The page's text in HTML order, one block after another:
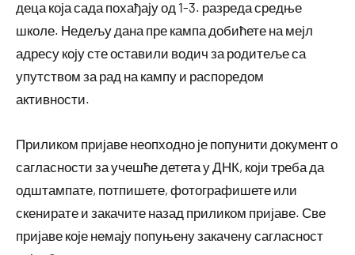
деца која сада похађају од 1-3. разреда средње
школе. Недељу дана пре кампа добићете на мејл
адресу коју сте оставили водич за родитеље са
упутством за рад на кампу и распоредом
активности.
Приликом пријаве неопходно је попунити документ о
сагласности за учешће детета у ДНК, који треба да
одштампате, потпишете, фотографишете или
скенирате и закачите назад приликом пријаве. Све
пријаве које немају попуњену закачену сагласност